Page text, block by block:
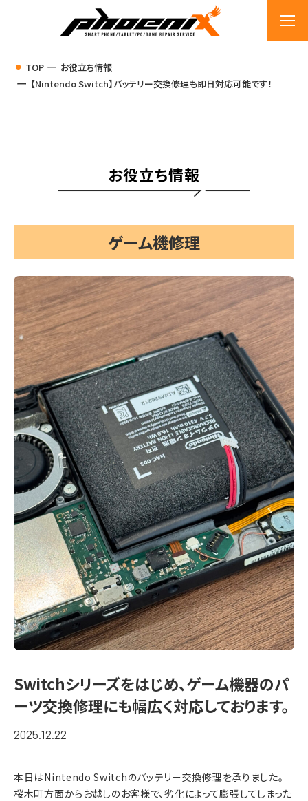
TOP
お役立ち情報
【Nintendo Switch】バッテリー交換修理も即日対応可能です！
お役立ち情報
ゲーム機修理
Switchシリーズをはじめ、ゲーム機器のパ
ーツ交換修理にも幅広く対応しております。
2025.12.22
本日はNintendo Switchのバッテリー交換修理を承りました。
桜木町方面からお越しのお客様で、劣化によって膨張してしまった